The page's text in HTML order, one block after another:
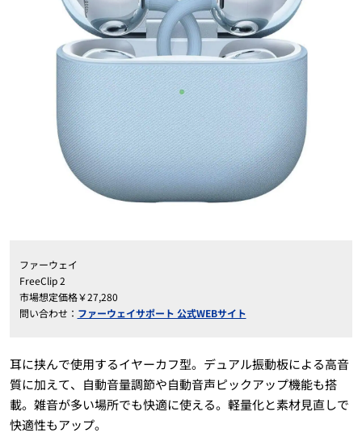
ファーウェイ
FreeClip 2
市場想定価格￥27,280
問い合わせ： ファーウェイサポート 公式WEBサイト
耳に挟んで使用するイヤーカフ型。デュアル振動板による高音
質に加えて、自動音量調節や自動音声ピックアップ機能も搭
載。雑音が多い場所でも快適に使える。軽量化と素材見直しで
快適性もアップ。